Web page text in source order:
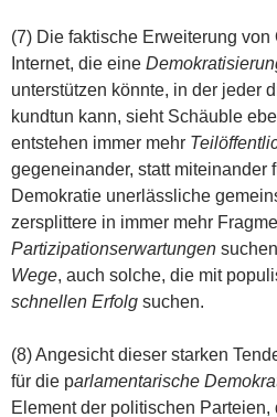
(7) Die faktische Erweiterung
Internet, die eine
unterstützen könnte, in der jeder
kundtun kann, sieht Schäuble
entstehen immer mehr
gegeneinander, statt miteinander
Demokratie unerlässliche
zersplittere in immer mehr
Partizipationserwartungen
Wege, auch solche, die mit
schnellen Erfolg suchen.
(8) Angesicht dieser starken
für die parlamentarische
Element der politischen